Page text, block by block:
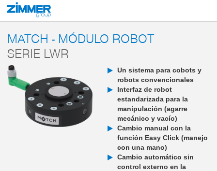
Inicio Productos
MATCH - MÓDULO ROBOT
SERIE LWR
Un sistema para cobots y
robots convencionales
Interfaz de robot
estandarizada para la
manipulación (agarre
mecánico y vacío)
Cambio manual con la
función Easy Click (manejo
con una mano)
Cambio automático sin
control externo en la